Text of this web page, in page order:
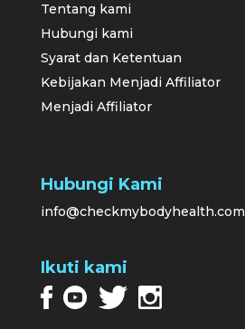
Tentang kami
Hubungi kami
Syarat dan Ketentuan
Kebijakan Menjadi Affiliator
Menjadi Affiliator
Hubungi Kami
info@checkmybodyhealth.com
Ikuti kami